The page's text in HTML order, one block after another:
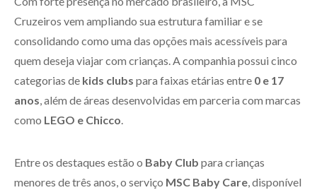
Cruzeiros vem ampliando sua estrutura familiar e se
consolidando como uma das opções mais acessíveis para
quem deseja viajar com crianças. A companhia possui cinco
categorias de kids clubs para faixas etárias entre 0 e 17
anos, além de áreas desenvolvidas em parceria com marcas
como LEGO e Chicco.
Entre os destaques estão o Baby Club para crianças
menores de três anos, o serviço MSC Baby Care, disponível